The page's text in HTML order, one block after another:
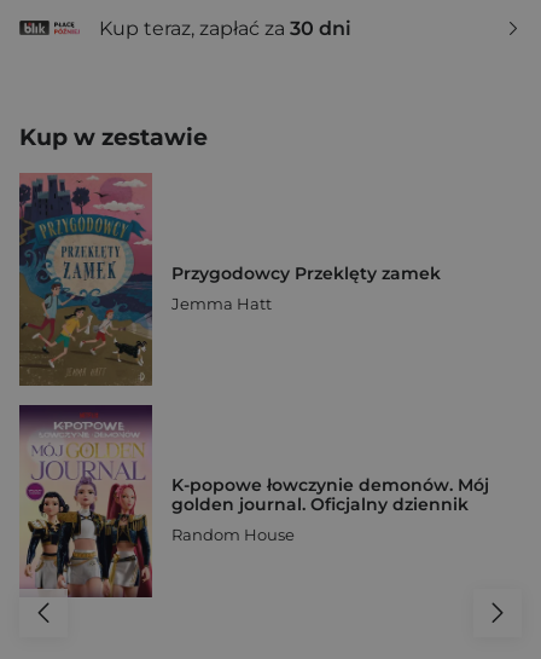
Kup teraz, zapłać za 30 dni
Kup w zestawie
Przygodowcy Przeklęty zamek
Jemma Hatt
K-popowe łowczynie demonów. Mój
golden journal. Oficjalny dziennik
Random House